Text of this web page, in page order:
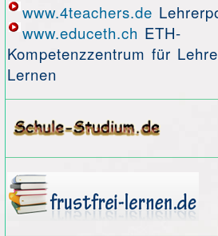
www.4teachers.de
www.educeth.ch ETH-
Kompetenzzentrum für
Lernen